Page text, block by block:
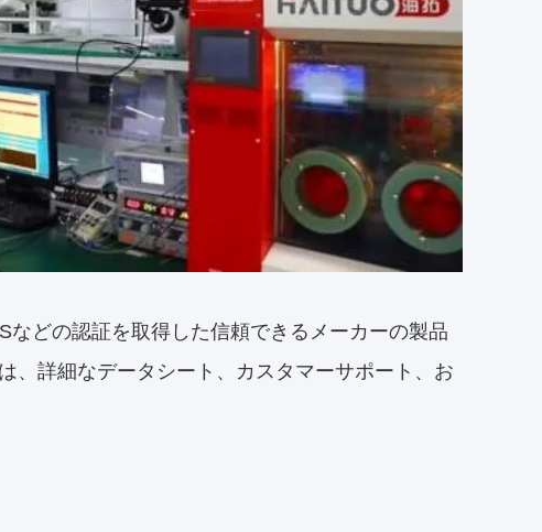
どの認証を取得した信頼できるメーカーの製品
、詳細なデータシート、カスタマーサポート、お